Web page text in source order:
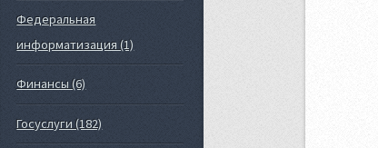
Федеральная
информатизация (1)
Финансы (6)
Госуслуги (182)